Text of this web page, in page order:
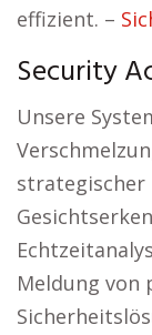
effizient. –
Security
Unsere
strategischer
Meldung von